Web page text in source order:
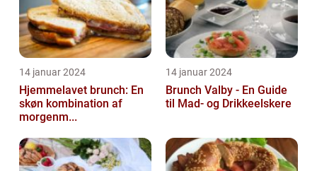
14 januar 2024
Hjemmelavet brunch: En
skøn kombination af
morgenm...
14 januar 2024
Brunch Valby - En Guide
til Mad- og Drikkeelskere